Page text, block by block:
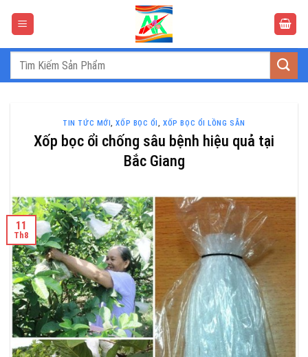
Tìm
TIN TỨC MỚI,XỐP BỌC ỔI,XỐP BỌC ỔI LỒNG SẴN
Xốp bọc ổi chống sâu bệnh hiệu quả tại
Bắc Giang
11
Th8